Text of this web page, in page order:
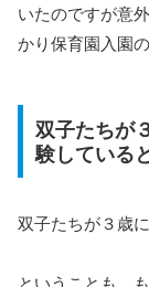
いたのですが意
かり保育園入園
双子たちが
験している
双子たちが３歳
ということも、